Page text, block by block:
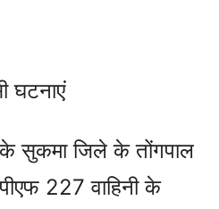
घटनाएं
सुकमा जिले के तोंगपाल
227 वाहिनी के